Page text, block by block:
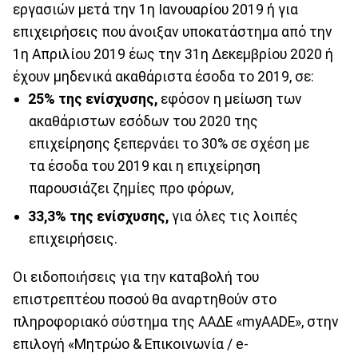
εργασιών μετά την 1η Ιανουαρίου 2019 ή για
επιχειρήσεις που άνοιξαν υποκατάστημα από την
1η Απριλίου 2019 έως την 31η Δεκεμβρίου 2020 ή
έχουν μηδενικά ακαθάριστα έσοδα το 2019, σε:
25% της ενίσχυσης,εφόσον η μείωση των
ακαθάριστων εσόδων του 2020 της
επιχείρησης ξεπερνάει το 30% σε σχέση με
τα έσοδα του 2019 και η επιχείρηση
παρουσιάζει ζημίες προ φόρων,
33,3% της ενίσχυσης,για όλες τις λοιπές
επιχειρήσεις.
Οι ειδοποιήσεις για την καταβολή του
επιστρεπτέου ποσού θα αναρτηθούν στο
πληροφοριακό σύστημα της ΑΑΔΕ «myAADE», στην
επιλογή «Μητρώο & Επικοινωνία / e-